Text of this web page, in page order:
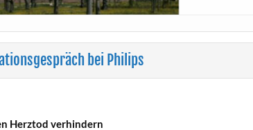
bei Philips
Herz­tod verhindern